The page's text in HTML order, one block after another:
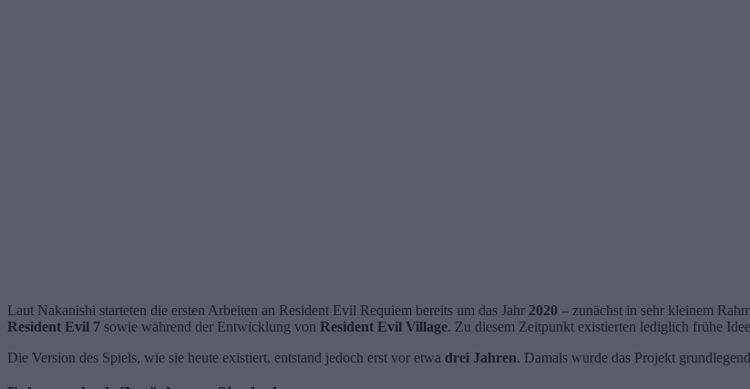
Laut Nakanishi starteten die ersten Arbeiten an Resident Evil Requiem bereits um das Jahr 2020 – zunächst in sehr kleinem
Resident Evil 7 sowie während der Entwicklung von Resident Evil Village. Zu diesem Zeitpunkt existierten lediglich frühe
Die Version des Spiels, wie sie heute existiert, entstand jedoch erst vor etwa drei Jahren. Damals wurde das Projekt